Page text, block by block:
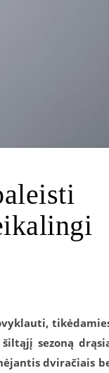
sezoną
dviračiais